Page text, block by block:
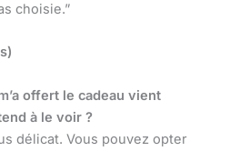
choisie.”
offert le cadeau vient
à le voir ?
délicat. Vous pouvez opter